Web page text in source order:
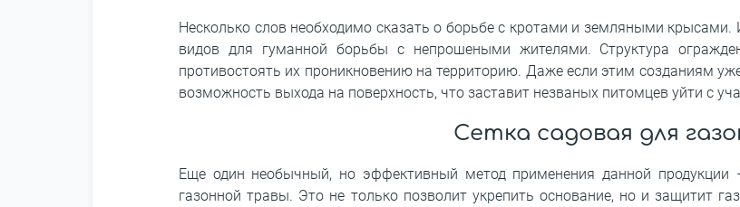
Несколько слов необходимо сказать о борьбе с кротами и земляными крысами.
видов для гуманной борьбы с непрошеными жителями. Структура
противостоять их проникновению на территорию. Даже если этим созданиям
возможность выхода на поверхность, что заставит незваных питомцев уйти с
Сетка садовая для
Еще один необычный, но эффективный метод применения данной продукции
газонной травы. Это не только позволит укрепить основание, но и защитит